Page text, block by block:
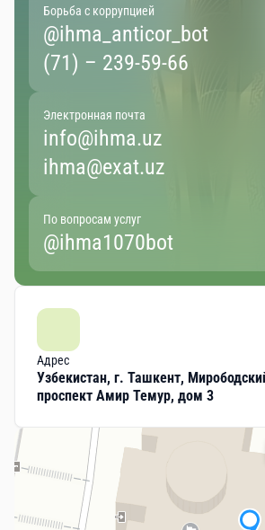
Борьба с коррупцией
(71) – 239-59-66
@ihma_anticor_bot
Электронная почта
info@ihma.uz
ihma@exat.uz
По вопросам услуг
@ihma1070bot
Адрес
Узбекистан, г. Ташкент,
проспект Амир Темур, дом 3